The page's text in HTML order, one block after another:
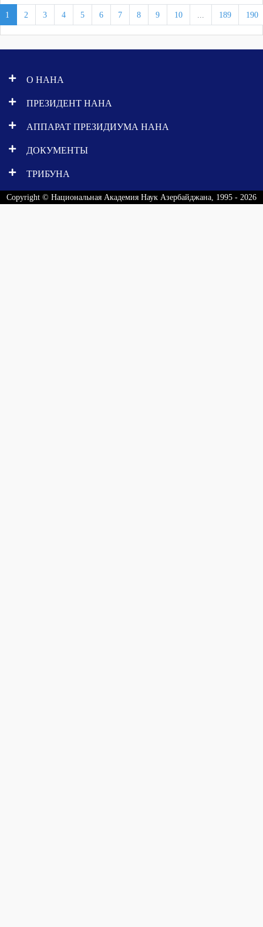
1 2 3 4 5 6 7 8 9 10 ... 189 190
О НАНА
ПРЕЗИДЕНТ НАНА
АППАРАТ ПРЕЗИДИУМА НАНА
ДОКУМЕНТЫ
ТРИБУНА
Copyright © Национальная Академия Наук Азербайджана, 1995 - 2026